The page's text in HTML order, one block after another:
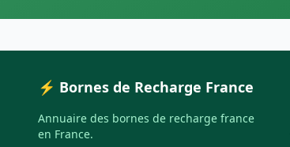
⚡ Bornes de Recharge France
Annuaire des bornes de recharge france
en France.